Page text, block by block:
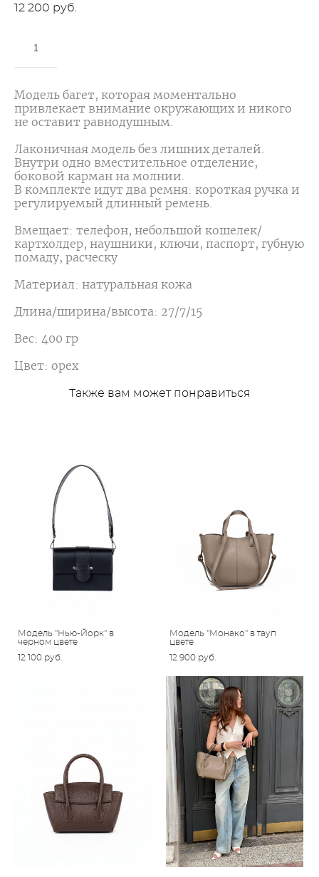
12 200 pуб.
Модель багет, которая моментально
привлекает внимание окружающих и никого
не оставит равнодушным.
Лаконичная модель без лишних деталей.
Внутри одно вместительное отделение,
боковой карман на молнии.
В комплекте идут два ремня: короткая ручка и
регулируемый длинный ремень.
Вмещает: телефон, небольшой кошелек/
картхолдер, наушники, ключи, паспорт, губную
помаду, расческу
Материал: натуральная кожа
Длина/ширина/высота: 27/7/15
Вес: 400 гр
Цвет: орех
Также вам может понравиться
Модель "Нью-Йорк" в
черном цвете
12 100 pуб.
Модель "Монако" в тауп
цвете
12 900 pуб.